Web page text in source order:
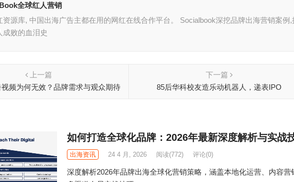
全球红人营销
资源库, 中国出海广告主都在用的网红在线合作平台。 Socialbook深挖品牌出海营销案例,
成败的血泪史
上一篇
频为何无效？品牌需求与观众期待
下一篇
85后华科校友造乐动机器人，递表IPO
如何打造全球化品牌：2026年最新深度解析与实战
出海资讯 24 4 月, 2026 阅读(772) 评论(0)
深度解析2026年品牌出海全球化营销策略，涵盖本地化运营、内容营